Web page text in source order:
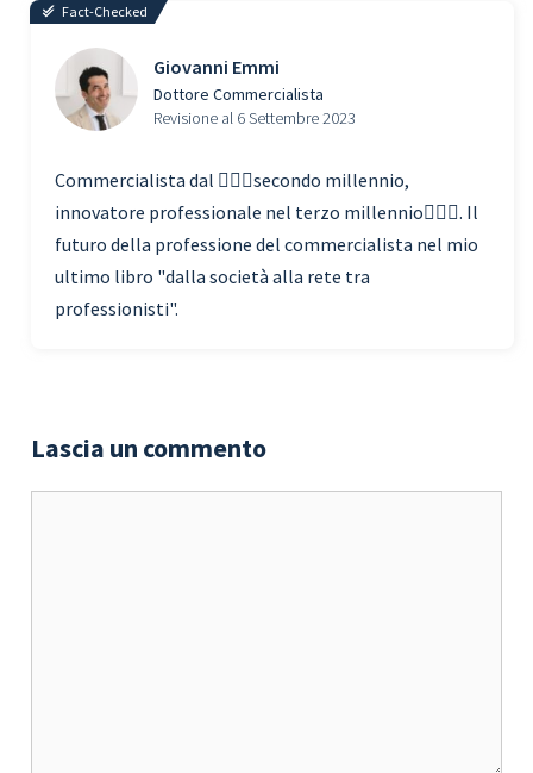
Fact-Checked
Giovanni Emmi
Dottore Commercialista
Revisione al 6 Settembre 2023
Commercialista dal 🧗🏾‍♀️secondo millennio,
innovatore professionale nel terzo millennio🏃🏾‍♂️. Il
futuro della professione del commercialista nel mio
ultimo libro "dalla società alla rete tra
professionisti".
Lascia un commento